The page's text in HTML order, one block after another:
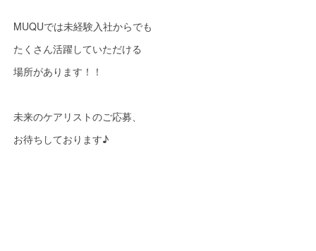
MUQUでは未経験入社からでも
たくさん活躍していただける
場所があります！！
未来のケアリストのご応募、
お待ちしております♪